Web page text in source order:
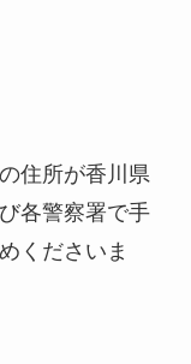
住所が香川県
各警察署で手
くださいま